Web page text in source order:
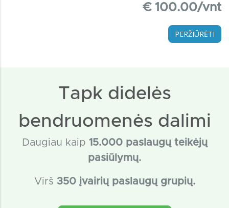
€ 100.00/vnt
PERŽIŪRĖTI
Tapk didelės
bendruomenės dalimi
Daugiau kaip 15.000 paslaugų teikėjų
pasiūlymų.
Virš 350 įvairių paslaugų grupių.